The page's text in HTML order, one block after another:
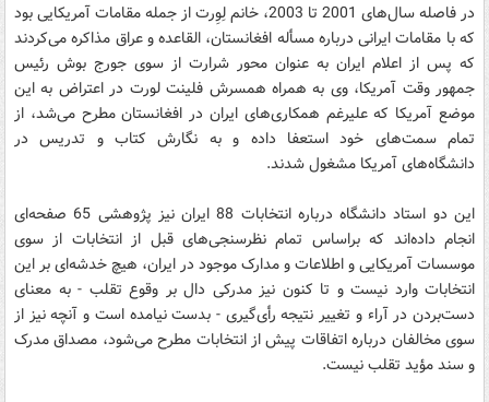
در فاصله سال‌های 2001 تا 2003، خانم لِوِرت از جمله مقامات آمریکایی بود
که با مقامات ایرانی درباره مسأله افغانستان، القاعده و عراق مذاکره می‌کردند
که پس از اعلام ایران به عنوان محور شرارت از سوی جورج بوش رئیس
جمهور وقت آمریکا، وی به همراه همسرش فلینت لورت در اعتراض به این
موضع آمریکا که علیرغم همکاری‌های ایران در افغانستان مطرح می‌شد، از
تمام سمت‌های خود استعفا داده و به نگارش کتاب و تدریس در
دانشگاه‌های آمریکا مشغول شدند.
این دو استاد دانشگاه درباره انتخابات 88 ایران نیز پژوهشی 65 صفحه‌ای
انجام داده‌اند که براساس تمام نظرسنجی‌های قبل از انتخابات از سوی
موسسات آمریکایی و اطلاعات و مدارک موجود در ایران، هیچ خدشه‌ای بر این
انتخابات وارد نیست و تا کنون نیز مدرکی دال بر وقوع تقلب - به معنای
دست‌بردن در آراء و تغییر نتیجه رأی‌گیری - بدست نیامده است و آنچه نیز از
سوی مخالفان درباره اتفاقات پیش از انتخابات مطرح می‌شود، مصداق مدرک
و سند مؤید تقلب نیست.